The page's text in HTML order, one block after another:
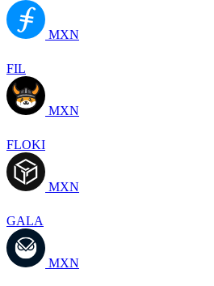
MXN
FIL
MXN
FLOKI
MXN
GALA
MXN